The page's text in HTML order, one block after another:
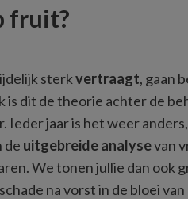
fruit?
sterk vertraagt, gaan
dit de theorie achter de
jaar is het weer
de uitgebreide analyse van
We tonen jullie dan ook
na vorst in de bloei